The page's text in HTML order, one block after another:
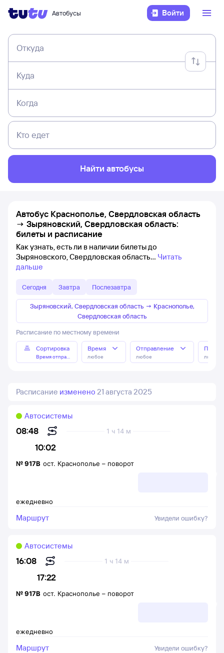
Автобусы Войти
Откуда
Куда
Когда
Кто едет
Найти автобусы
Автобус Краснополье, Свердловская область
→ Зыряновский, Свердловская область:
билеты и расписание
Как узнать, есть ли в наличии билеты до
Зыряновского, Свердловская область
Читать
дальше
Сегодня Завтра Послезавтра
Зыряновский, Свердловская область → Краснополье,
Свердловская область
Расписание по местному времени
Сортировка
Время отправления
Время
любое
Отправление
любое любое
Расписание изменено 21 августа 2025
08:48
10:02
1 ч 14 м
Автосистемы
ежедневно
№917В ост. Краснополье – поворот
Маршрут Увидели ошибку?
16:08
17:22
1 ч 14 м
Автосистемы
ежедневно
№917В ост. Краснополье – поворот
Маршрут Увидели ошибку?